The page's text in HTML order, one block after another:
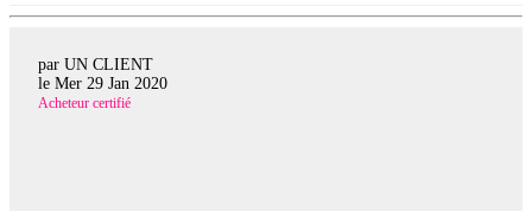
par UN CLIENT
le Mer 29 Jan 2020
Acheteur certifié